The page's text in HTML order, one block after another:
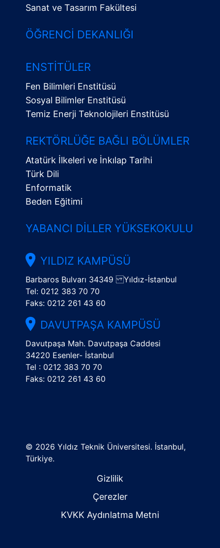
Menü
Sanat ve Tasarım Fakültesi
ÖĞRENCI DEKANLIĞI
ENSTITÜLER
Fen Bilimleri Enstitüsü
Sosyal Bilimler Enstitüsü
Temiz Enerji Teknolojileri Enstitüsü
REKTÖRLÜĞE BAĞLI BÖLÜMLER
Atatürk İlkeleri ve İnkılap Tarihi
Türk Dili
Enformatik
Beden Eğitimi
YABANCI DILLER YÜKSEKOKULU
YILDIZ KAMPÜSÜ
Barbaros Bulvarı 34349 Yıldız-İstanbul
Tel: 0212 383 70 70
Faks: 0212 261 43 60
DAVUTPAŞA KAMPÜSÜ
Davutpaşa Mah. Davutpaşa Caddesi
34220 Esenler- İstanbul
Tel : 0212 383 70 70
Faks: 0212 261 43 60
© 2026 Yıldız Teknik Üniversitesi. İstanbul,
Türkiye.
Gizlilik
Çerezler
KVKK Aydınlatma Metni